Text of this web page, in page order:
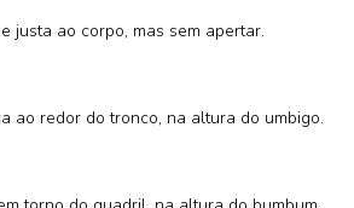
justa ao corpo, mas sem apertar.
ao redor do tronco, na altura do umbigo.